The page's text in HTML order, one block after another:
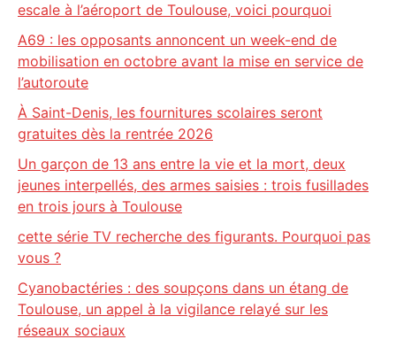
escale à l’aéroport de Toulouse, voici pourquoi
A69 : les opposants annoncent un week-end de
mobilisation en octobre avant la mise en service de
l’autoroute
À Saint-Denis, les fournitures scolaires seront
gratuites dès la rentrée 2026
Un garçon de 13 ans entre la vie et la mort, deux
jeunes interpellés, des armes saisies : trois fusillades
en trois jours à Toulouse
cette série TV recherche des figurants. Pourquoi pas
vous ?
Cyanobactéries : des soupçons dans un étang de
Toulouse, un appel à la vigilance relayé sur les
réseaux sociaux